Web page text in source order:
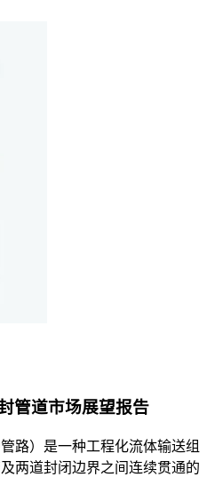
管道市场展望报告
路）是一种工程化流体输送组
两道封闭边界之间连续贯通的